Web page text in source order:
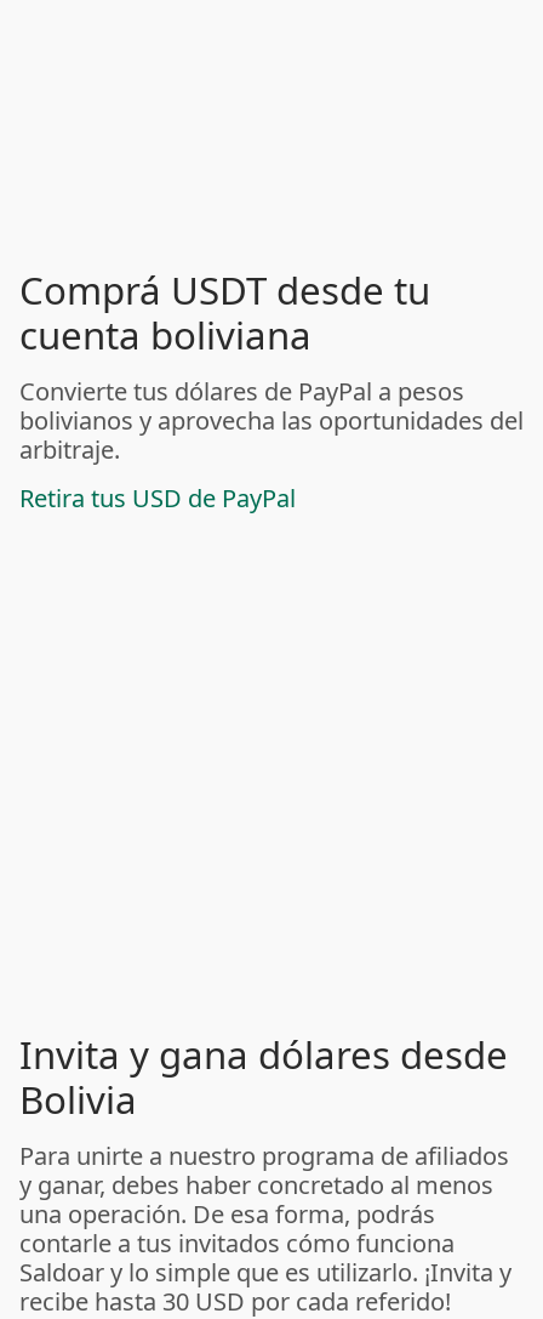
Comprá USDT desde tu
cuenta boliviana
Convierte tus dólares de PayPal a pesos
bolivianos y aprovecha las oportunidades del
arbitraje.
Retira tus USD de PayPal
Invita y gana dólares desde
Bolivia
Para unirte a nuestro programa de afiliados
y ganar, debes haber concretado al menos
una operación. De esa forma, podrás
contarle a tus invitados cómo funciona
Saldoar y lo simple que es utilizarlo. ¡Invita y
recibe hasta 30 USD por cada referido!